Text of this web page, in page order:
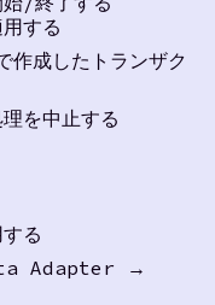
する
成したトランザク
を中止する
る
Adapter →